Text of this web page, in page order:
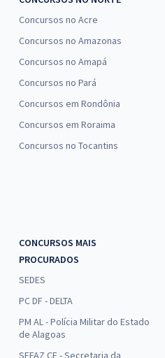
Concursos no Acre
Concursos no Amazonas
Concursos no Amapá
Concursos no Pará
Concursos em Rondônia
Concursos em Roraima
Concursos no Tocantins
CONCURSOS MAIS
PROCURADOS
SEDES
PC DF - DELTA
PM AL - Polícia Militar do Estado
de Alagoas
SEFAZ CE - Secretaria da